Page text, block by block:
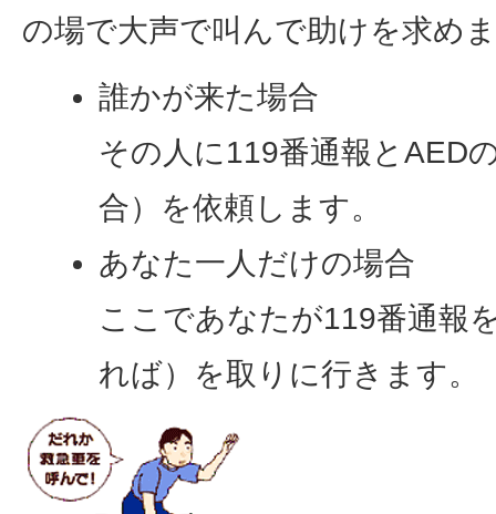
の場で大声で叫んで助けを求め
誰かが来た場合
その人に119番通報とAED
合）を依頼します。
あなた一人だけの場合
ここであなたが119番通報
れば）を取りに行きます。